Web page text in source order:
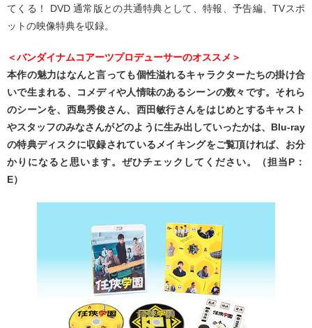
てくる！ DVD 通常版との共通特典として、特報、予告編、TVスポ
ットの映像特典を収録。
＜バンダイナムコアーツプロデューサーのオススメ＞
本作の魅力はなんと言っても個性溢れるキャラクターたちの掛け合
いで生まれる、コメディや人情味のあるシーンの数々です。それら
のシーンを、西島秀俊さん、西田敏行さんをはじめとするキャスト
やスタッフのみなさんがどのように生み出していったかは、Blu-ray
の特典ディスクに収録されているメイキングをご覧頂ければ、お分
かりになると思います。ぜひチェックしてください。（担当P：
E）